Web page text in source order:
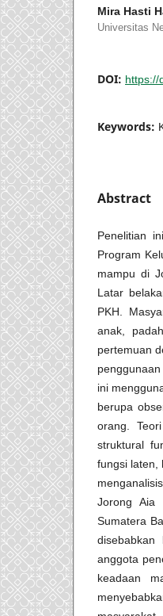
Mira Hasti
Universitas
DOI: https://
Keywords:
Abstract
Penelitian
Program
mampu di
Latar
PKH.
anak,
pertemuan
ini
berupa
orang.
struktural
fungsi laten,
Jorong Aia
Sumatera
anggota
keadaan